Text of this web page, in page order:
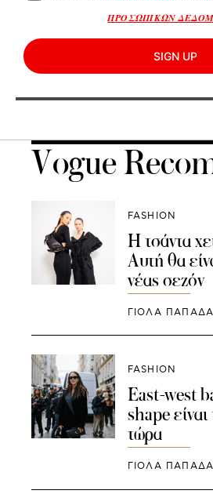
ΠΡΟΣΩΠΙΚΩΝ
SIGN UP
Vogue
FASHION
Η τσάντα
Αυτή θα
νέας σεζόν
ΓΙΌΛΑ
FASHION
East-west
shape
τώρα
ΓΙΌΛΑ